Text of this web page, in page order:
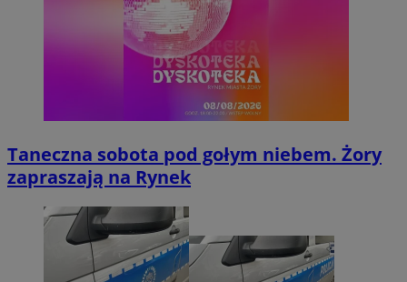
Taneczna sobota pod gołym niebem. Żory
zapraszają na Rynek